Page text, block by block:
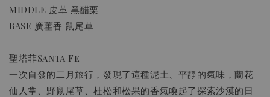
MIDDLE 皮革 黑醋栗
BASE 廣藿香 鼠尾草
聖塔菲Santa Fe
一次自發的二月旅行，發現了這種泥土、平靜的氣味，蘭花
仙人掌、野鼠尾草、杜松和松果的香氣喚起了探索沙漠的日